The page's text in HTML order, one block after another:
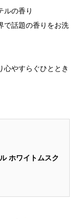
ルの香り
で話題の香りをお洗
心やすらぐひととき
ホワイトムスク